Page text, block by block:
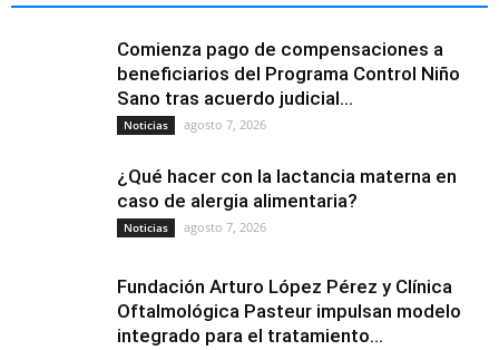
Comienza pago de compensaciones a
beneficiarios del Programa Control Niño
Sano tras acuerdo judicial...
Noticias agosto 7, 2026
¿Qué hacer con la lactancia materna en
caso de alergia alimentaria?
Noticias agosto 7, 2026
Fundación Arturo López Pérez y Clínica
Oftalmológica Pasteur impulsan modelo
integrado para el tratamiento...